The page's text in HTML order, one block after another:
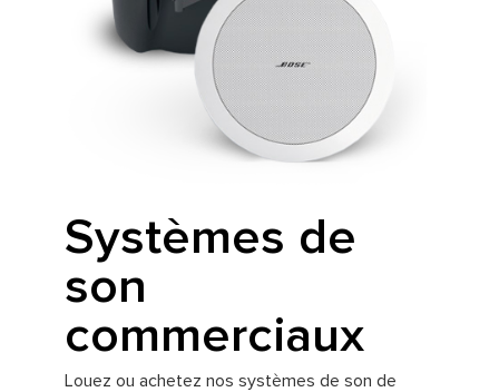
Systèmes de
son
commerciaux
Louez ou achetez nos systèmes de son de